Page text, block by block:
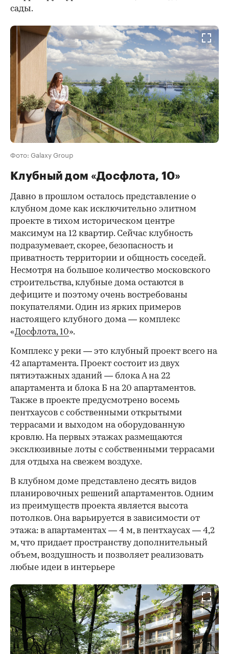
сады.
Фото: Galaxy Group
Клубный дом «Досфлота, 10»
Давно в прошлом осталось представление о
клубном доме как исключительно элитном
проекте в тихом историческом центре
максимум на 12 квартир. Сейчас клубность
подразумевает, скорее, безопасность и
приватность территории и общность соседей.
Несмотря на большое количество московского
строительства, клубные дома остаются в
дефиците и поэтому очень востребованы
покупателями. Один из ярких примеров
настоящего клубного дома — комплекс
«Досфлота, 10».
Комплекс у реки — это клубный проект всего на
42 апартамента. Проект состоит из двух
пятиэтажных зданий — блока А на 22
апартамента и блока Б на 20 апартаментов.
Также в проекте предусмотрено восемь
пентхаусов с собственными открытыми
террасами и выходом на оборудованную
кровлю. На первых этажах размещаются
эксклюзивные лоты с собственными террасами
для отдыха на свежем воздухе.
В клубном доме представлено десять видов
планировочных решений апартаментов. Одним
из преимуществ проекта является высота
потолков. Она варьируется в зависимости от
этажа: в апартаментах — 4 м, в пентхаусах — 4,2
м, что придает пространству дополнительный
объем, воздушность и позволяет реализовать
любые идеи в интерьере